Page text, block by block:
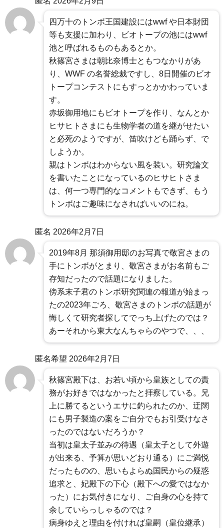
四万十のトンボ王国建設にはwwf や日本財団
等も支援に加わり、ビオトープの池にはwwf
池と呼ばれるものもあるとか。
秋篠宮さまは朝比奈博士ともつなかりがあ
り、WWF の名誉総裁ですし、8日開催のビオ
トープコンテストにもすっとかかわっていま
す。
赤坂御用地にもビオトープを作り、なんとか
ヒサヒトさまにも生物学者の道を継がせたい
と必死のようですが、笛吹けども踊らず、で
しようか。
親はトンボはわからない風を装い。研究論文
を書いたことになっているのヒサヒトさま
は、何一つ専門的なコメントもできず、もう
トンボはご趣味になさればいいのにね。
匿名 2026年2月7日
2019年8月 那須御用邸のお写真で敬宮さまの
手にトンボがとまり、敬宮さまがお名前もご
存知だったので話題になりました。
傍系末子君のトンボ研究関連の報道が始まっ
たの2023年ごろ、敬宮さまのトンボの話題が
悔しくて研究者探してでっち上げたのでは？
あーそれから東大なんちゃらのやつで、、、
匿名希望 2026年2月7日
秋篠宮殿下は、お若い頃から皇族としての責
務がお好きではなかったと拝察している。兄
上に勝てるというエサに釣られたのか、迂闊
にも男子製造の案をご自分でもお引受けなさ
ったのではないだろうか？
当初は皇太子並みの待遇（皇太子として外遊
が出来る、予算が思いどおり通る）にご満悦
だったものの、思いもよらぬ国民からの疑惑
追求と、妃殿下の下心（殿下への愛ではなか
った）にお気付きになり、ご自身の心を持て
余していらっしゃるのでは？
病身ゆえと理由を付ければ皇嗣（皇位継承）